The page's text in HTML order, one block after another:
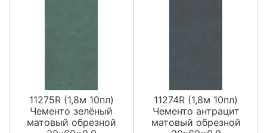
11275R (1,8м 10пл)
Чементо зелёный
матовый обрезной
11274R (1,8м 10пл)
Чементо антрацит
матовый обрезной